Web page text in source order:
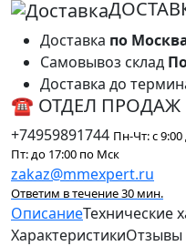
Доставка по
Самовывоз склад
Доставка до
☎ ОТДЕЛ ПРОДАЖ
+74959891744 Пн-Чт: с 9:00
Пт: до 17:00 по Мск
zakaz@mmexpert.ru
Ответим в течение 30 мин.
ОписаниеТехнические
ХарактеристикиОтзывы